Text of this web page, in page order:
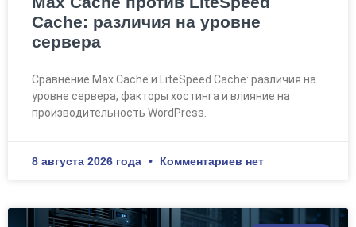
Cache: различия на уровне
сервера
Сравнение Max Cache и LiteSpeed Cache: различия на
уровне сервера, факторы хостинга и влияние на
производительность WordPress.
8 августа 2026 года Комментариев нет